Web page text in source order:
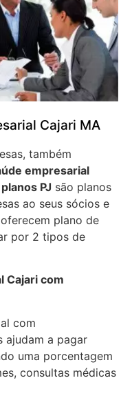
Cajari MA
também
empresarial
PJ são planos
ao seus sócios e
plano de
por 2 tipos de
Cajari com
com
ajudam a pagar
uma porcentagem
consultas médicas